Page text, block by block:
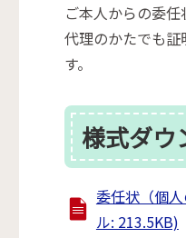
ご本人からの委任
代理のかたでも
す。
様式ダウ
委任状（個
ル: 213.5KB)